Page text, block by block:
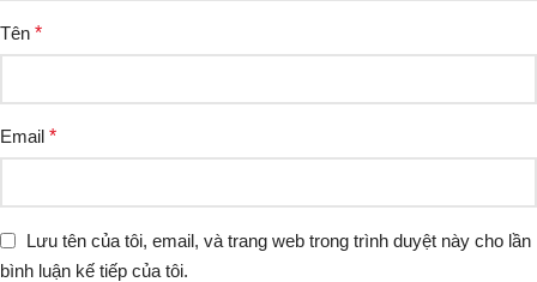
Tên *
Email *
Lưu tên của tôi, email, và trang web trong trình duyệt này cho lần
bình luận kế tiếp của tôi.